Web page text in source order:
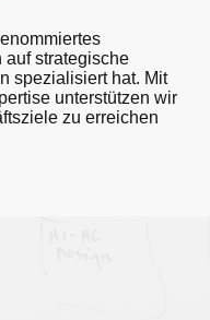
auf strategische
spezialisiert hat. Mit
unterstützen wir
zu erreichen